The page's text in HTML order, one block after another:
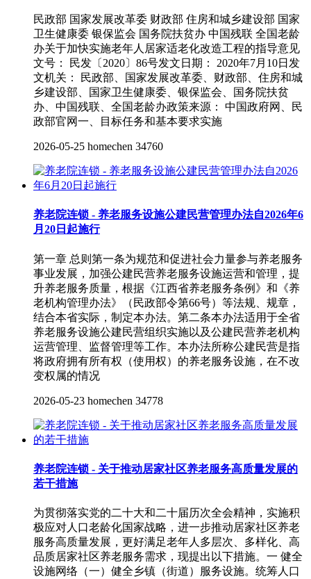
民政部 国家发展改革委 财政部 住房和城乡建设部 国家
卫生健康委 银保监会 国务院扶贫办 中国残联 全国老龄
办关于加快实施老年人居家适老化改造工程的指导意见
文号： 民发〔2020〕86号发文日期： 2020年7月10日发
文机关： 民政部、国家发展改革委、财政部、住房和城
乡建设部、国家卫生健康委、银保监会、国务院扶贫
办、中国残联、全国老龄办政策来源： 中国政府网、民
政部官网一、目标任务和基本要求实施
2026-05-25 homechen 34760
养老院连锁 - 养老服务设施公建民营管理办法自2026年6
月20日起施行
第一章 总则第一条为规范和促进社会力量参与养老服务
事业发展，加强公建民营养老服务设施运营和管理，提
升养老服务质量，根据《江西省养老服务条例》和《养
老机构管理办法》（民政部令第66号）等法规、规章，
结合本省实际，制定本办法。第二条本办法适用于全省
养老服务设施公建民营组织实施以及公建民营养老机构
运营管理、监督管理等工作。本办法所称公建民营是指
将政府拥有所有权（使用权）的养老服务设施，在不改
变权属的情况
2026-05-23 homechen 34778
养老院连锁 - 关于推动居家社区养老服务高质量发展的
若干措施
为贯彻落实党的二十大和二十届历次全会精神，实施积
极应对人口老龄化国家战略，进一步推动居家社区养老
服务高质量发展，更好满足老年人多层次、多样化、高
品质居家社区养老服务需求，现提出以下措施。一 健全
设施网络（一）健全乡镇（街道）服务设施。统筹人口